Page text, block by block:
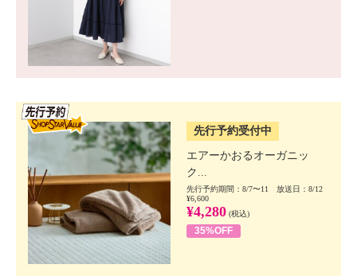
先行予約受付中
エアーかおるオーガニッ
ク...
先行予約期間：8/7〜11 放送日：8/12
¥6,600
¥4,280 (税込)
35%OFF